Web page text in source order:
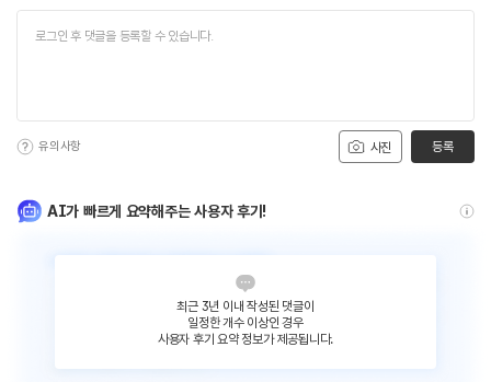
사진
유의사항 등록
AI가 빠르게 요약해주는 사용자 후기!
최근 3년 이내 작성된 댓글이
일정한 개수 이상인 경우
사용자 후기 요약 정보가 제공됩니다.